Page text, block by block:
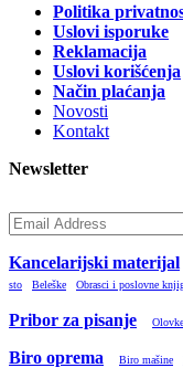
Politika
Uslovi isporuke
Reklamacija
Uslovi korišćenja
Način plaćanja
Novosti
Kontakt
Newsletter
Kancelarijski materijal
sto
Beleške Obrasci i poslovne
Pribor za pisanje Olovke
Biro oprema Biro mašine